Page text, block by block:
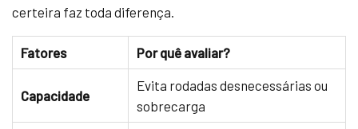
certeira faz toda diferença.
Fatores Por quê avaliar?
Capacidade
Evita rodadas desnecessárias ou
sobrecarga